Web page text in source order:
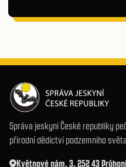
Správa jeskyní České republiky
přírodní dědictví podzemního
Květnové nám. 3, 252 43